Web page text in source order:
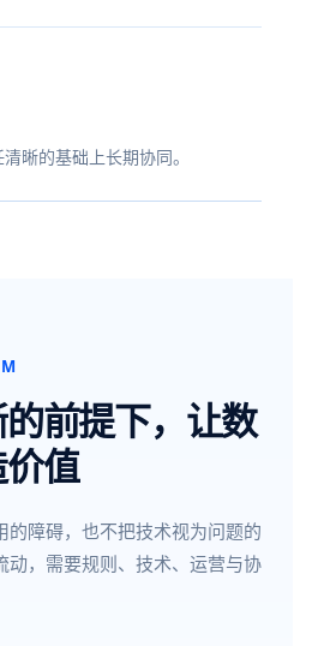
晰的基础上长期协同。
前提下，让数
值
的障碍，也不把技术视为问题的
动，需要规则、技术、运营与协